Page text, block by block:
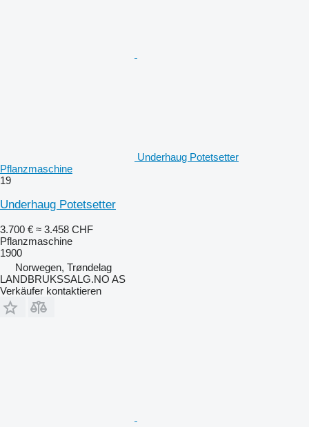
Underhaug Potetsetter
Pflanzmaschine
19
Underhaug Potetsetter
3.700 € ≈ 3.458 CHF
Pflanzmaschine
1900
Norwegen, Trøndelag
LANDBRUKSSALG.NO AS
Verkäufer kontaktieren